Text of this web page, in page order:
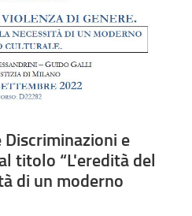
e
titolo “L'eredità del
di un moderno